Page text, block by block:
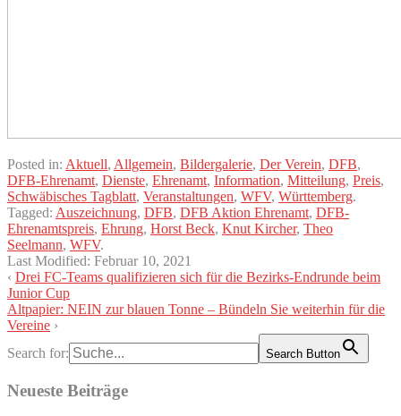
Posted in: Aktuell, Allgemein, Bildergalerie, Der Verein, DFB,
DFB-Ehrenamt, Dienste, Ehrenamt, Information, Mitteilung, Preis,
Schwäbisches Tagblatt, Veranstaltungen, WFV, Württemberg.
Tagged: Auszeichnung, DFB, DFB Aktion Ehrenamt, DFB-
Ehrenamtspreis, Ehrung, Horst Beck, Knut Kircher, Theo
Seelmann, WFV.
Last Modified: Februar 10, 2021
‹ Drei FC-Teams qualifizieren sich für die Bezirks-Endrunde beim
Junior Cup
Altpapier: NEIN zur blauen Tonne – Bündeln Sie weiterhin für die
Vereine ›
Search for:
Search Button
Neueste Beiträge